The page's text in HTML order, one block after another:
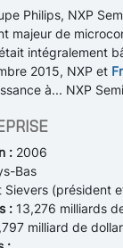
Philips, NXP
majeur de
intégralement
2015, NXP et
à... NXP
: 2006
Bas
Sievers (président
: 13,276 milliards
milliard de